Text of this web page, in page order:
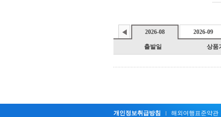
개인정보취급방침 해외여행표준약관